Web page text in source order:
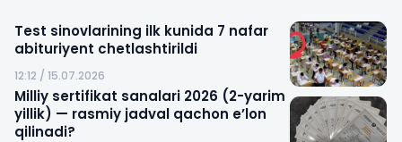
Test sinovlarining ilk kunida 7 nafar
abituriyent chetlashtirildi
12:12 / 15.07.2026
Milliy sertifikat sanalari 2026 (2-yarim
yillik) — rasmiy jadval qachon e’lon
qilinadi?